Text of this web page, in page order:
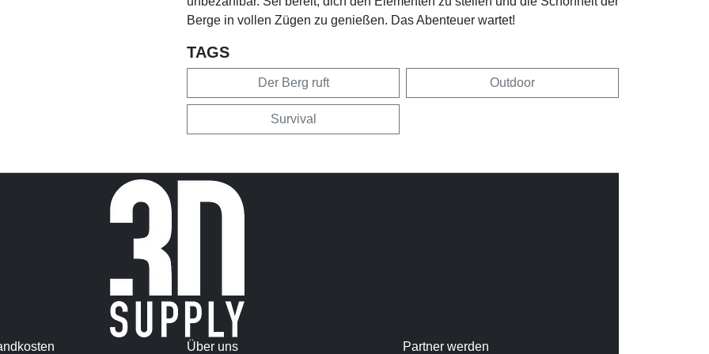
Berge in vollen Zügen zu genießen. Das Abenteuer wartet!
TAGS
Der Berg ruft Outdoor
Survival
Über uns Partner werden